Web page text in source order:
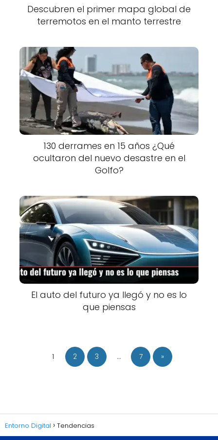
Descubren el primer mapa global de
terremotos en el manto terrestre
130 derrames en 15 años ¿Qué
ocultaron del nuevo desastre en el
Golfo?
El auto del futuro ya llegó y no es lo
que piensas
1 2 3 … 7 »
Entorno Digital Tendencias